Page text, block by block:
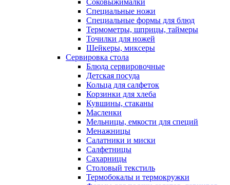
Соковыжималки
Специальные ножи
Специальные формы для блюд
Термометры, шприцы, таймеры
Точилки для ножей
Шейкеры, миксеры
Сервировка стола
Блюда сервировочные
Детская посуда
Кольца для салфеток
Корзинки для хлеба
Кувшины, стаканы
Масленки
Мельницы, емкости для специй
Менажницы
Салатники и миски
Салфетницы
Сахарницы
Столовый текстиль
Термобокалы и термокружки